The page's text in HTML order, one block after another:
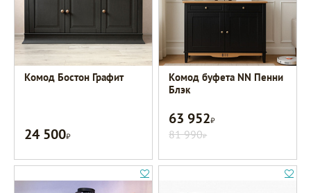
Комод Бостон Графит
24 500Р
Комод буфета NN Пенни
Блэк
63 952Р
81 990Р